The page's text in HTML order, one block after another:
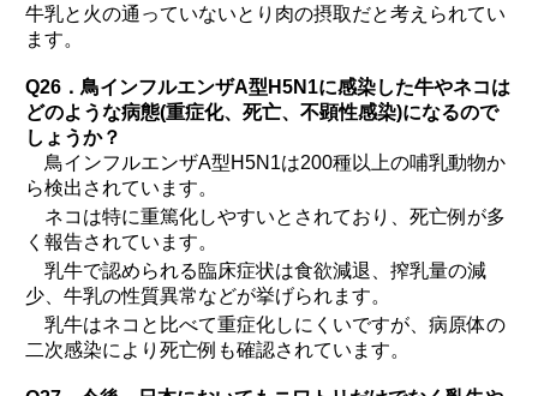
牛乳と火の通っていないとり肉の摂取だと考えられてい
ます。
Q26．鳥インフルエンザA型H5N1に感染した牛やネコは
どのような病態(重症化、死亡、不顕性感染)になるので
しょうか？
鳥インフルエンザA型H5N1は200種以上の哺乳動物か
ら検出されています。
ネコは特に重篤化しやすいとされており、死亡例が多
く報告されています。
乳牛で認められる臨床症状は食欲減退、搾乳量の減
少、牛乳の性質異常などが挙げられます。
乳牛はネコと比べて重症化しにくいですが、病原体の
二次感染により死亡例も確認されています。